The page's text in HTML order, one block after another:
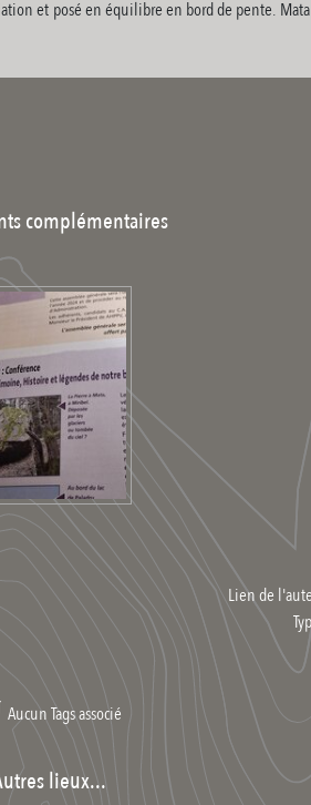
et posé en équilibre en bord de pente. Mata
complémentaires
Lien de
Aucun Tags associé
lieux...